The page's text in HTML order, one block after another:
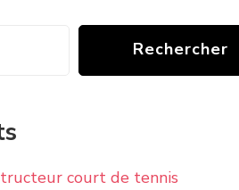
Rechercher
court de tennis